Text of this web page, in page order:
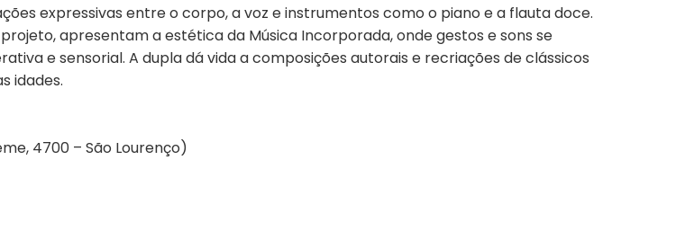
expressivas entre o corpo, a voz e instrumentos como o piano e a flauta doce.
apresentam a estética da Música Incorporada, onde gestos e sons se
e sensorial. A dupla dá vida a composições autorais e recriações de clássicos
idades.
4700 – São Lourenço)